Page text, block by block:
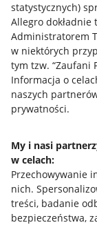
statystycznych)
Allegro dokładnie
Administratorem
w niektórych
tym tzw. “Zaufani
Informacja o
naszych
prywatności.
My i nasi
w celach:
Przechowywanie
nich.
treści, badanie
bezpieczeństwa,
Przydatne
Jak to działa
Allegro Gadane
Allegro Gadane
Mapa